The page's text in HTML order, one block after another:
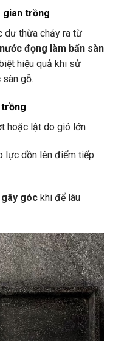
gian trồng
dư thừa chảy ra từ
đọng làm bẩn sàn
hiệu quả khi sử
gỗ.
trồng
hoặc lật do gió lớn
lực dồn lên điểm tiếp
góc khi để lâu